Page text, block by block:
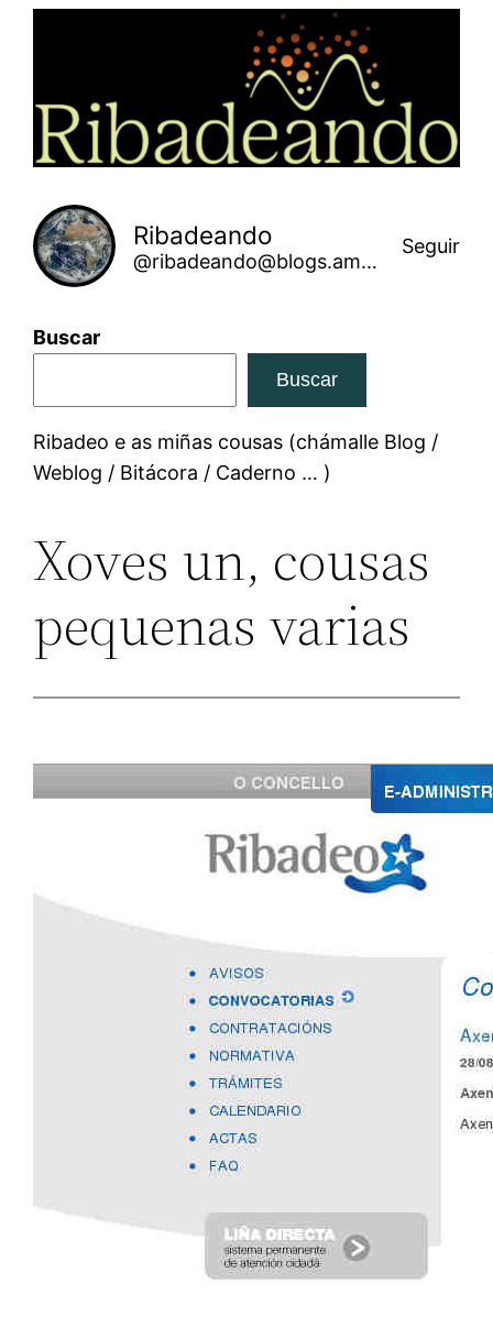
Ribadeando
@ribadeando@blogs.amarinha.gal
Seguir
Buscar
Buscar
Ribadeo e as miñas cousas (chámalle Blog /
Weblog / Bitácora / Caderno … )
Xoves un, cousas
pequenas varias